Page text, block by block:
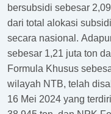
bersubsidi sebesar
dari total alokasi
secara nasional.
sebesar 1,21 juta ton
Formula Khusus
wilayah NTB, telah
16 Mei 2024 yang